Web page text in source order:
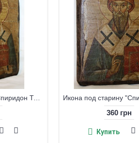
Икона под старину "Спиридон Тримифунтский-2" большая
360 грн
Купить